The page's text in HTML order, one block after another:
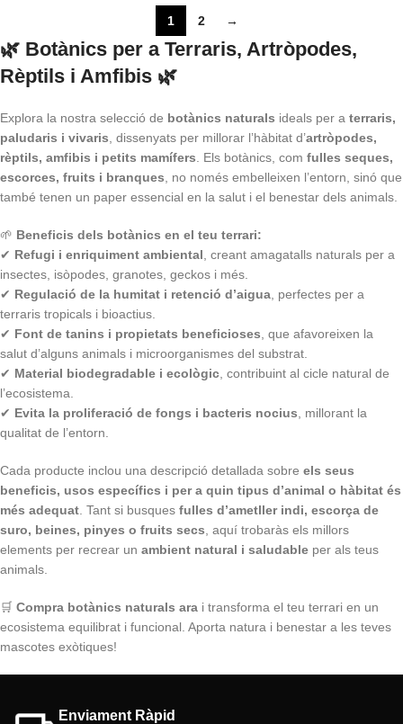
1 2 →
🌿 Botànics per a Terraris, Artròpodes,
Rèptils i Amfibis 🌿
Explora la nostra selecció de botànics naturals ideals per a terraris,
paludaris i vivaris , dissenyats per millorar l’hàbitat d’artròpodes,
rèptils, amfibis i petits mamífers . Els botànics, com fulles seques,
escorces, fruits i branques , no només embelleixen l’entorn, sinó que
també tenen un paper essencial en la salut i el benestar dels animals.
🌱 Beneficis dels botànics en el teu terrari:
✔ Refugi i enriquiment ambiental , creant amagatalls naturals per a
insectes, isòpodes, granotes, geckos i més.
✔ Regulació de la humitat i retenció d’aigua , perfectes per a
terraris tropicals i bioactius.
✔ Font de tanins i propietats beneficioses , que afavoreixen la
salut d’alguns animals i microorganismes del substrat.
✔ Material biodegradable i ecològic , contribuint al cicle natural de
l’ecosistema.
✔ Evita la proliferació de fongs i bacteris nocius , millorant la
qualitat de l’entorn.
Cada producte inclou una descripció detallada sobre els seus
beneficis, usos específics i per a quin tipus d’animal o hàbitat és
més adequat . Tant si busques fulles d’ametller indi, escorça de
suro, beines, pinyes o fruits secs , aquí trobaràs els millors
elements per recrear un ambient natural i saludable per als teus
animals.
🛒 Compra botànics naturals ara i transforma el teu terrari en un
ecosistema equilibrat i funcional. Aporta natura i benestar a les teves
mascotes exòtiques!
Enviament Ràpid